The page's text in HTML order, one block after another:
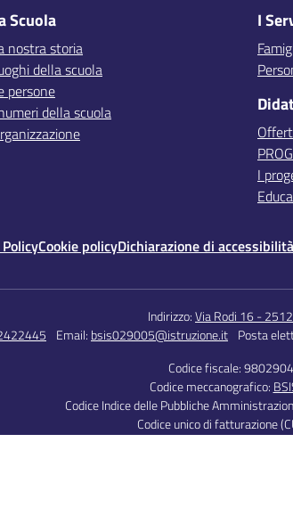
Scuola
nostra storia
della scuola
persone
della scuola
I
I
Cookie policyDichiarazione di accessibilità
Indirizzo:Via Rodi 16 -
Email: bsis029005@istruzione.it Posta
Codice fiscale:
Codice meccanografico:
Codice Indice delle Pubbliche
Codice unico di fatturazione